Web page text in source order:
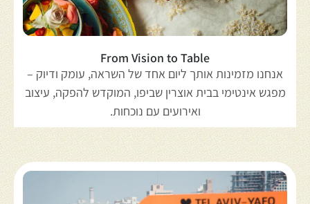
From Vision to Table
אנחנו מזמינות אותך ליום אחד של השראה, עומק ודיוק –
מפגש אינטימי בבית אוצרין שביפו, המוקדש להפקה, עיצוב
ואירועים עם נוכחות.